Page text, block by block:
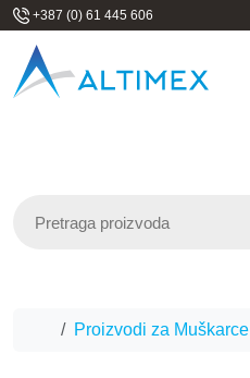
Skip to content
+387 (0) 61 445 606
Home
Proizvodi za Muškarce